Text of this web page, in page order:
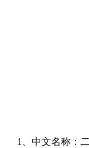
1、中文名称：